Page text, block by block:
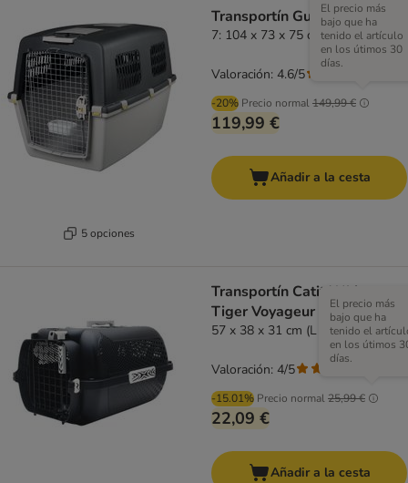
5 opciones
Transportín Gulliver Trixie
7: 104 x 73 x 75 cm (LxAnxAl)
-20% Precio normal149,99 €
El precio más
bajo que ha
tenido el artículo
en los útimos 30
días.
119,99 €
Valoración: 4.6/5
Añadir a la cesta
Transportín Catit White
Tiger Voyageur Black
57 x 38 x 31 cm (L x An x Al)
-15.01% Precio normal25,99 €
El precio más
bajo que ha
tenido el
en los útimos
días.
22,09 €
Valoración: 4/5
Añadir a la cesta